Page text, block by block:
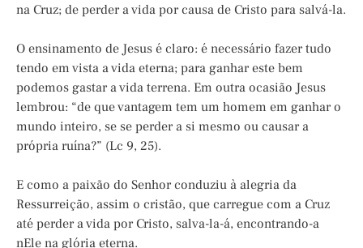
na Cruz; de perder a vida por causa de Cristo para salvá-la.
O ensinamento de Jesus é claro: é necessário fazer tudo
tendo em vista a vida eterna; para ganhar este bem
podemos gastar a vida terrena. Em outra ocasião Jesus
lembrou: “de que vantagem tem um homem em ganhar o
mundo inteiro, se se perder a si mesmo ou causar a
própria ruína?” (Lc 9, 25).
E como a paixão do Senhor conduziu à alegria da
Ressurreição, assim o cristão, que carregue com a Cruz
até perder a vida por Cristo, salva-la-á, encontrando-a
nEle na glória eterna.